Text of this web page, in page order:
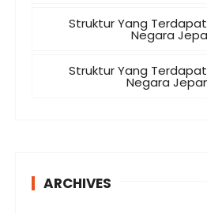
Struktur Yang
Negara
Struktur Yang
Negara
ARCHIVES